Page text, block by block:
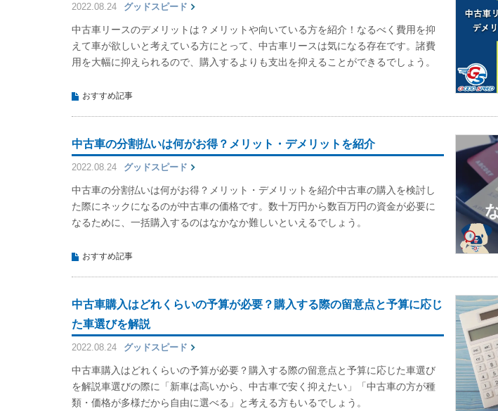
2022.08.24 グッドスピード
中古車リースのデメリットは？メリットや向いている方を紹介！なるべく費用を抑
えて車が欲しいと考えている方にとって、中古車リースは気になる存在です。諸費
用を大幅に抑えられるので、購入するよりも支出を抑えることができるでしょう。
おすすめ記事
中古車の分割払いは何がお得？メリット・デメリットを紹介
2022.08.24 グッドスピード
中古車の分割払いは何がお得？メリット・デメリットを紹介中古車の購入を検討し
た際にネックになるのが中古車の価格です。数十万円から数百万円の資金が必要に
なるために、一括購入するのはなかなか難しいといえるでしょう。
おすすめ記事
中古車購入はどれくらいの予算が必要？購入する際の留意点と予算に応じ
た車選びを解説
2022.08.24 グッドスピード
中古車購入はどれくらいの予算が必要？購入する際の留意点と予算に応じた車選び
を解説車選びの際に「新車は高いから、中古車で安く抑えたい」「中古車の方が種
類・価格が多様だから自由に選べる」と考える方もいるでしょう。